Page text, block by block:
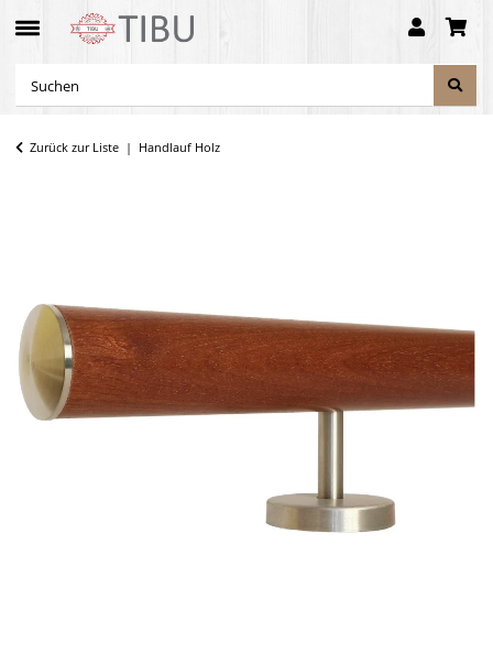
Zurück zur Liste Handlauf Holz